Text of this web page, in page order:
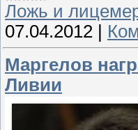
Ложь и
07.04.2012
Маргелов
Ливии